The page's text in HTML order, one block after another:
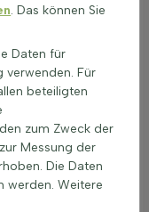
zieht Bienen und
wertvoll. Als
wiegenden Effekt
Textur
oft, was eine
seine horstbildende
im Winter
Es ist
für Präriegärten
sind. Aufgrund
ideal für naturnahe
. Das können Sie
Daten für
verwenden. Für
beteiligten
zum Zweck der
Messung der
Die Daten
werden. Weitere